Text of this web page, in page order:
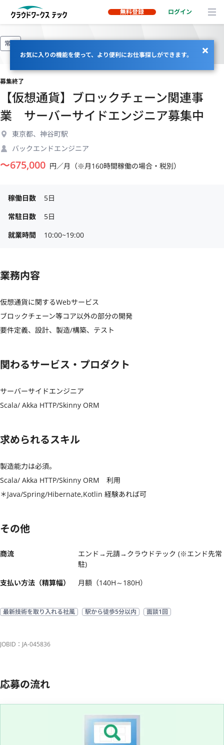
無料登録 ログイン
お気に入りの機能を使って、より便利にお仕事探しができます。
常駐
募集終了
【仮想通貨】ブロックチェーン関連事
業 サーバーサイドエンジニア募集中
東京都、神谷町駅
バックエンドエンジニア
〜675,000 円／月（※月160時間稼働の場合・税別）
稼働日数
5日
常駐日数
5日
就業時間
10:00~19:00
業務内容
仮想通貨に関するWebサービス
ブロックチェーン等コア以外の部分の開発
要件定義、設計、製造/構築、テスト
関わるサービス・プロダクト
サーバーサイドエンジニア
Scala/ Akka HTTP/Skinny ORM
求められるスキル
製造能力は必須。
Scala/ Akka HTTP/Skinny ORM　利用
＊Java/Spring/Hibernate,Kotlin 経験あれば可
その他
商流
エンド→元請→クラウドテック (※エンド先常
駐)
支払い方法（精算幅）
月額（140H～180H）
最新技術を取り入れる社風 駅から徒歩5分以内 面談1回
JOBID：JA-045836
応募の流れ